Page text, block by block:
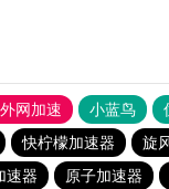
网加速 小蓝鸟
快柠檬加速器 旋
速器 原子加速器